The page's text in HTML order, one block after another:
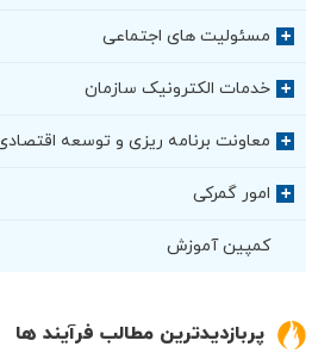
+ مسئولیت های اجتماعی
+ خدمات الکترونیک سازمان
+ معاونت برنامه ریزی و توسعه اقتصادی
+ امور گمرکی
کمپین آموزش
پربازدیدترین مطالب فرآیند ها